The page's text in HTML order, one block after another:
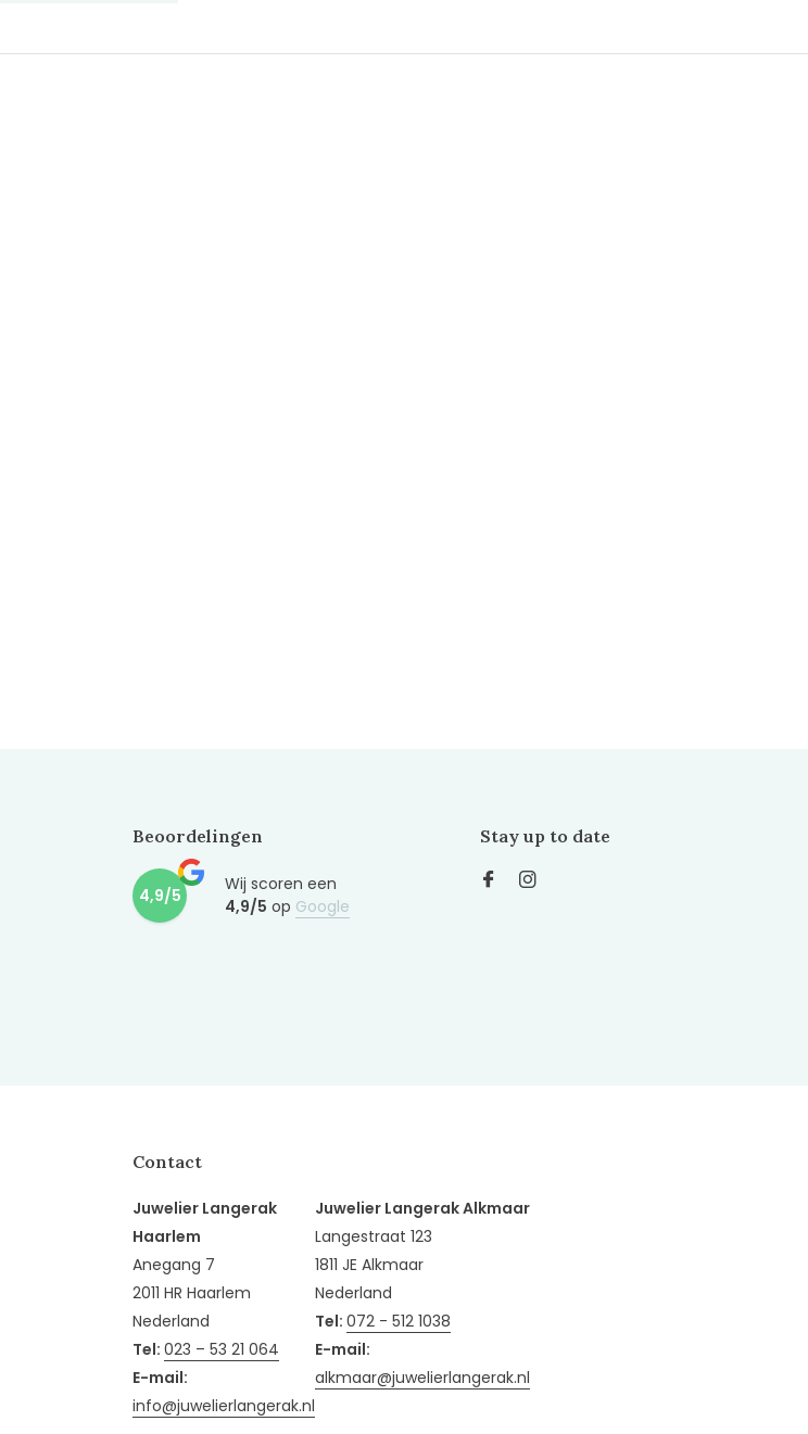
Beoordelingen
4,9/5
Wij scoren een
4,9/5 op Google
Stay up to date
Contact
Juwelier Langerak
Haarlem
Anegang 7
2011 HR Haarlem
Nederland
Tel: 023 – 53 21 064
E-mail:
info@juwelierlangerak.nl
Juwelier Langerak Alkmaar
Langestraat 123
1811 JE Alkmaar
Nederland
Tel: 072 - 512 1038
E-mail:
alkmaar@juwelierlangerak.nl